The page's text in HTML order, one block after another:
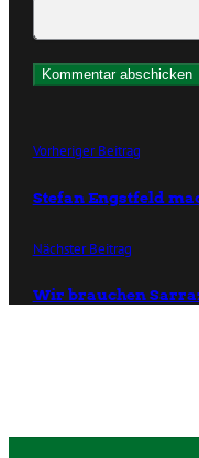
Vorheriger Beitrag
Stefan Engstfeld
Nächster Beitrag
Wir brauchen